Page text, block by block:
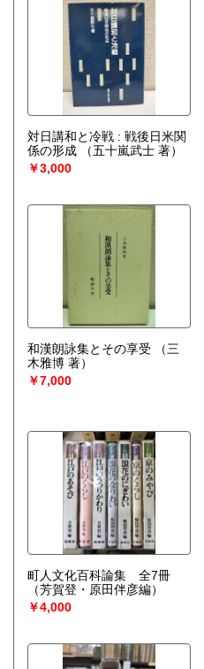
対日講和と冷戦 : 戦後日米関
係の形成
（五十嵐武士 著）
￥3,000
和漢朗詠集とその享受
（三
木雅博 著）
￥7,000
町人文化百科論集 全7冊
（芳賀登・原田伴彦編）
￥4,000